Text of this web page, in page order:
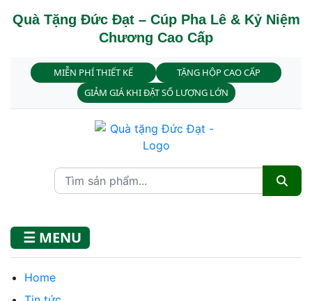
Quà Tặng Đức Đạt – Cúp Pha Lê & Kỷ Niệm
Chương Cao Cấp
MIỄN PHÍ THIẾT KẾ
TẶNG HỘP CAO CẤP
GIẢM GIÁ KHI ĐẶT SỐ LƯỢNG LỚN
☰ MENU
Home